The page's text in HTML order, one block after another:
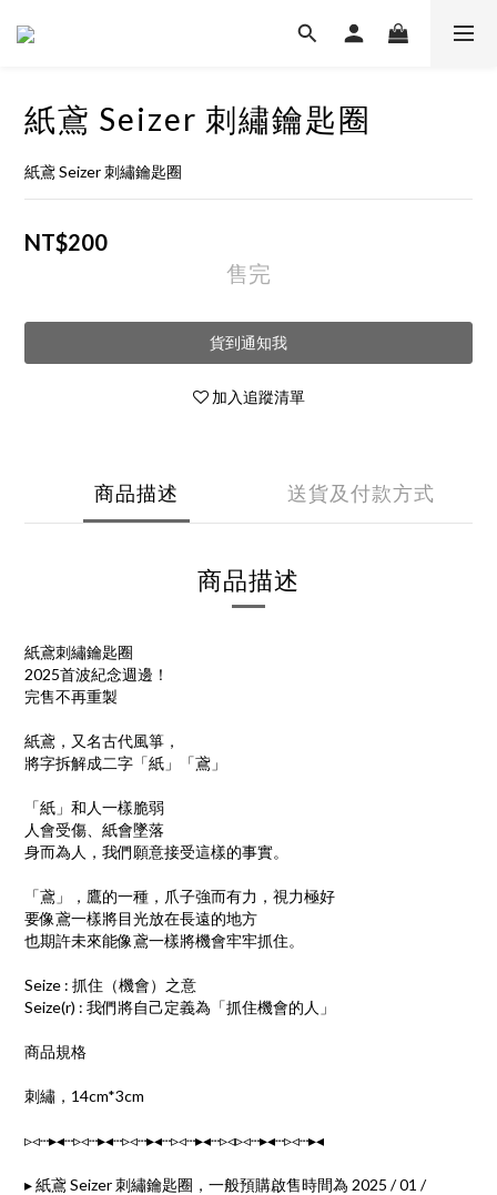
紙鳶 Seizer 刺繡鑰匙圈
紙鳶 Seizer 刺繡鑰匙圈
NT$200
售完
貨到通知我
加入追蹤清單
商品描述 送貨及付款方式
商品描述
紙鳶刺繡鑰匙圈
2025首波紀念週邊！
完售不再重製
紙鳶，又名古代風箏，
將字拆解成二字「紙」「鳶」
「紙」和人一樣脆弱
人會受傷、紙會墜落
身而為人，我們願意接受這樣的事實。
「鳶」，鷹的一種，爪子強而有力，視力極好
要像鳶一樣將目光放在長遠的地方
也期許未來能像鳶一樣將機會牢牢抓住。
Seize : 抓住（機會）之意
Seize(r) : 我們將自己定義為「抓住機會的人」
商品規格
刺繡，14cm*3cm
▹◃┄▸◂┄▹◃┄▸◂┄▹◃┄▸◂┄▹◃┄▸◂┄▹◃▹◃┄▸◂┄▹◃┄▸◂
▸ 紙鳶 Seizer 刺繡鑰匙圈，一般預購啟售時間為 2025 / 01 /